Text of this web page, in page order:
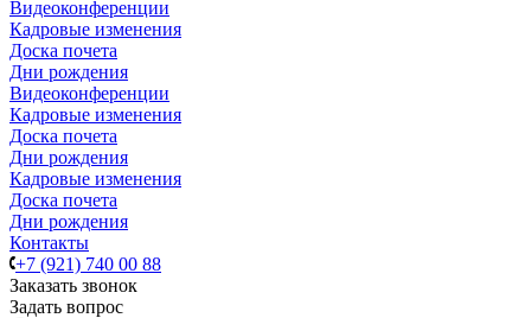
Видеоконференции
Кадровые изменения
Доска почета
Дни рождения
Видеоконференции
Кадровые изменения
Доска почета
Дни рождения
Кадровые изменения
Доска почета
Дни рождения
Контакты
+7 (921) 740 00 88
Заказать звонок
Задать вопрос